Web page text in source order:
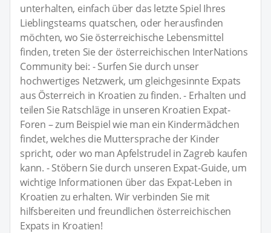
unterhalten, einfach über das letzte Spiel Ihres
Lieblingsteams quatschen, oder herausfinden
möchten, wo Sie österreichische Lebensmittel
finden, treten Sie der österreichischen InterNations
Community bei: - Surfen Sie durch unser
hochwertiges Netzwerk, um gleichgesinnte Expats
aus Österreich in Kroatien zu finden. - Erhalten und
teilen Sie Ratschläge in unseren Kroatien Expat-
Foren – zum Beispiel wie man ein Kindermädchen
findet, welches die Muttersprache der Kinder
spricht, oder wo man Apfelstrudel in Zagreb kaufen
kann. - Stöbern Sie durch unseren Expat-Guide, um
wichtige Informationen über das Expat-Leben in
Kroatien zu erhalten. Wir verbinden Sie mit
hilfsbereiten und freundlichen österreichischen
Expats in Kroatien!